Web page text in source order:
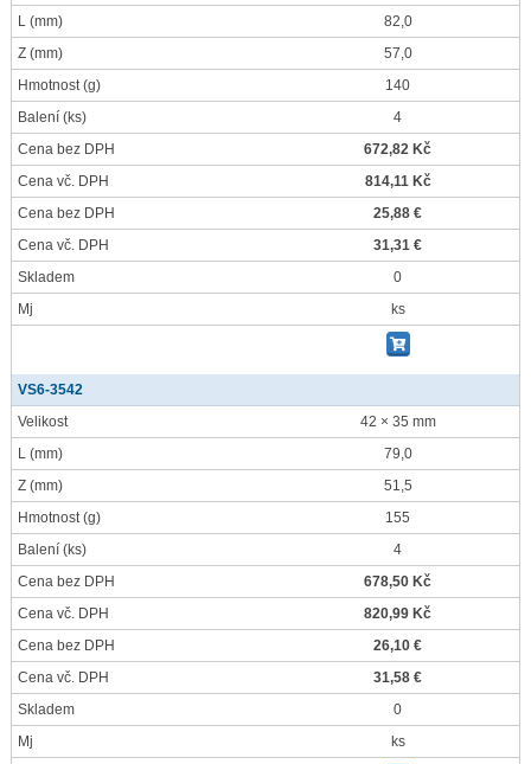
L (mm)
82,0
Z (mm)
57,0
Hmotnost(g)
140
Balení (ks)
4
Cena bez DPH
672,82 Kč
Cena vč. DPH
814,11 Kč
Cena bez DPH
25,88 €
Cena vč. DPH
31,31 €
Skladem
0
Mj
ks
VS6-3542
Velikost
42 × 35 mm
L (mm)
79,0
Z (mm)
51,5
Hmotnost(g)
155
Balení (ks)
4
Cena bez DPH
678,50 Kč
Cena vč. DPH
820,99 Kč
Cena bez DPH
26,10 €
Cena vč. DPH
31,58 €
Skladem
0
Mj
ks